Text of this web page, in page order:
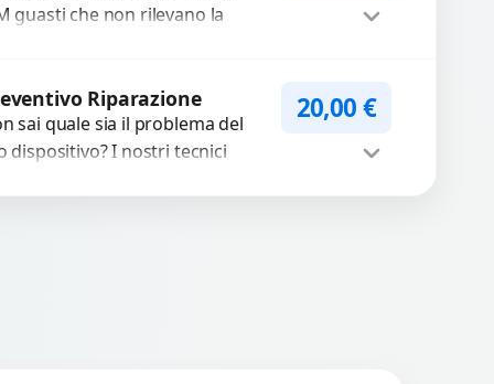
guasti che non rilevano la
Riparazione
sai quale sia il problema del
dispositivo? I nostri tecnici
20,00€